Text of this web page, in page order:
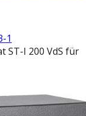
1
ST-I 200 VdS für